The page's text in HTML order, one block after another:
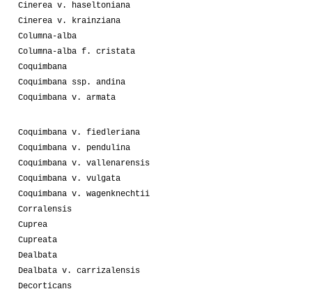
Cinerea v. haseltoniana
Cinerea v. krainziana
Columna-alba
Columna-alba f. cristata
Coquimbana
Coquimbana ssp. andina
Coquimbana v. armata
Coquimbana v. fiedleriana
Coquimbana v. pendulina
Coquimbana v. vallenarensis
Coquimbana v. vulgata
Coquimbana v. wagenknechtii
Corralensis
Cuprea
Cupreata
Dealbata
Dealbata v. carrizalensis
Decorticans